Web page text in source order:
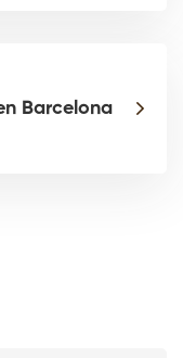
Barcelona